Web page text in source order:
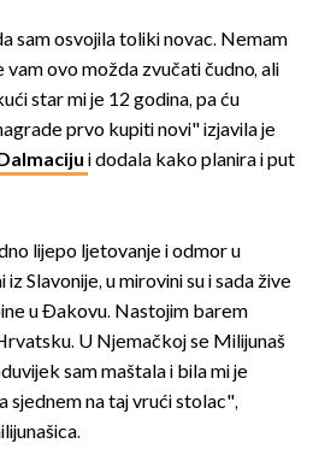
sam osvojila toliki novac. Nemam
ovo možda zvučati čudno, ali
star mi je 12 godina, pa ću
prvo kupiti novi" izjavila je
i dodala kako planira i put
lijepo ljetovanje i odmor u
Slavonije, u mirovini su i sada žive
u Đakovu. Nastojim barem
U Njemačkoj se Milijunaš
sam maštala i bila mi je
sjednem na taj vrući stolac",